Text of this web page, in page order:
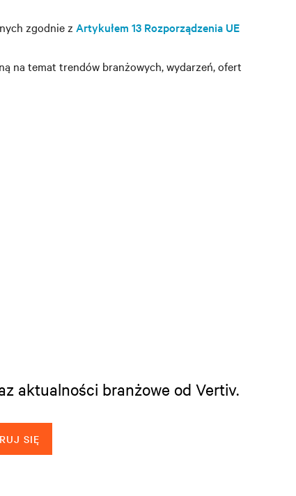
zgodnie z Artykułem 13 Rozporządzenia UE
na temat trendów branżowych, wydarzeń, ofert
aktualności branżowe od Vertiv.
SIĘ